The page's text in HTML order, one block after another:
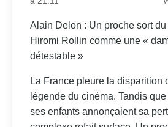
Alain Delon : Un proche sort
Hiromi Rollin comme une «
détestable »
La France pleure la disparition
légende du cinéma. Tandis
ses enfants annonçaient sa